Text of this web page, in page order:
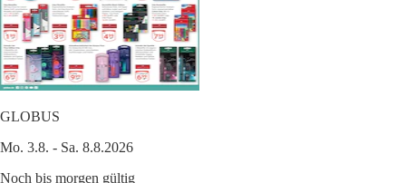
GLOBUS
Mo. 3.8. - Sa. 8.8.2026
Noch bis morgen gültig